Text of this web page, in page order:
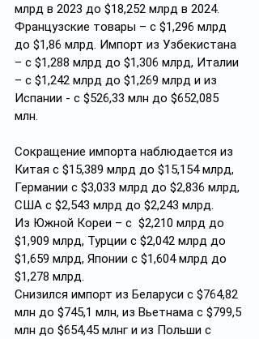
млрд в 2023 до $18,252 млрд в 2024.
Французские товары – с $1,296 млрд
до $1,86 млрд. Импорт из Узбекистана
– с $1,288 млрд до $1,306 млрд, Италии
– с $1,242 млрд до $1,269 млрд и из
Испании - с $526,33 млн до $652,085
млн.
Сокращение импорта наблюдается из
Китая с $15,389 млрд до $15,154 млрд,
Германии с $3,033 млрд до $2,836 млрд,
США с $2,543 млрд до $2,243 млрд.
Из Южной Кореи – с  $2,210 млрд до
$1,909 млрд, Турции с $2,042 млрд до
$1,659 млрд, Японии с $1,604 млрд до
$1,278 млрд.
Снизился импорт из Беларуси с $764,82
млн до $745,1 млн, из Вьетнама с $799,5
млн до $654,45 млнг и из Польши с